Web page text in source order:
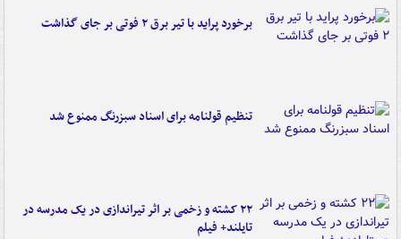
برخورد پراید با تیر برق ۲ فوتی بر جای گذاشت
تنظیم قولنامه برای اسناد سبزرنگ ممنوع شد
۲۲ کشته و زخمی بر اثر تیراندازی در یک مدرسه در
تایلند+ فیلم